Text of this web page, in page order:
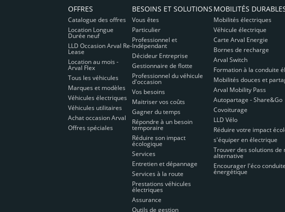
OFFRES
Catalogue des offres
Location Longue
Durée neuf
LLD Occasion Arval Re-
Lease
Location au mois -
Arval Flex
Tous les véhicules
Marques et modèles
Véhicules électriques
Véhicules utilitaires
Achat occasion Arval
Offres spéciales
BESOINS ET SOLUTIONS
Vous êtes
Particulier
Professionnel et
Indépendant
Décideur Entreprise
Gestionnaire de flotte
Professionnel du véhicule
d'occasion
Vos besoins
Maitriser vos coûts
Gagner du temps
Répondre à un besoin
temporaire
Réduire son impact
écologique
Services
Entretien et dépannage
Services à la route
Prestations véhicules
électriques
Assurance
Outils de gestion
MOBILITÉS
Mobilités électriques
Véhicule électrique
Carte Arval Energie
Bornes de recharge
Arval Switch
Formation à la conduite
Mobilités douces et
Arval Mobility Pass
Autopartage - Share&Go
Covoiturage
LLD Vélo
Réduire votre impact
s'équiper en électrique
Trouver des solutions de
alternative
Encourager l'éco
énergétique